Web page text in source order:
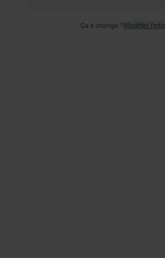
Ça a changé ?Modifier l’info